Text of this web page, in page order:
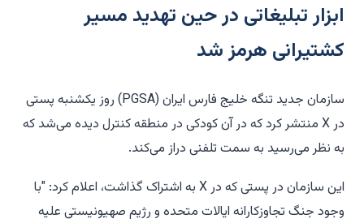
ابزار تبلیغاتی در حین تهدید مسیر
کشتیرانی هرمز شد
سازمان جدید تنگه خلیج فارس ایران (PGSA) روز یکشنبه پستی
در X منتشر کرد که در آن کودکی در منطقه کنترل دیده می‌شد که
به نظر می‌رسید به سمت تلفنی دراز می‌کند.
این سازمان در پستی که در X به اشتراک گذاشت، اعلام کرد: "با
وجود جنگ تجاوزکارانه ایالات متحده و رژیم صهیونیستی علیه